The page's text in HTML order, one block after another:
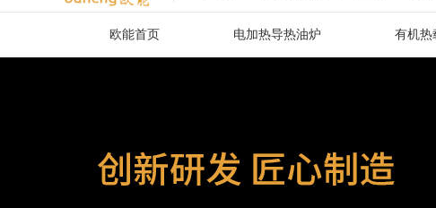
欧能首页 电加热导热油炉 有机热